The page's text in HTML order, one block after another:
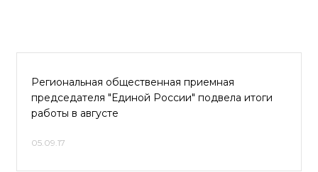
Региональная общественная приемная
председателя "Единой России" подвела итоги
работы в августе
05.09.17